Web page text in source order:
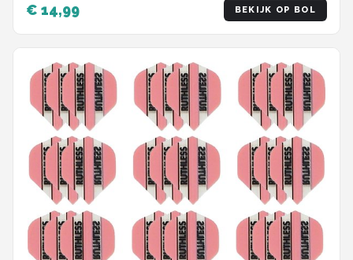
€ 14,99 BEKIJK OP BOL